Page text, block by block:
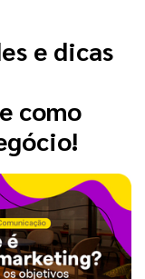
e dicas
como